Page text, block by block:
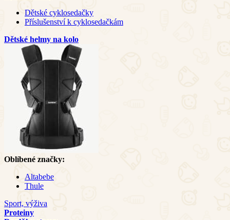
Dětské cyklosedačky
Příslušenství k cyklosedačkám
Dětské helmy na kolo
Oblíbené značky:
Altabebe
Thule
Sport, výživa
Proteiny